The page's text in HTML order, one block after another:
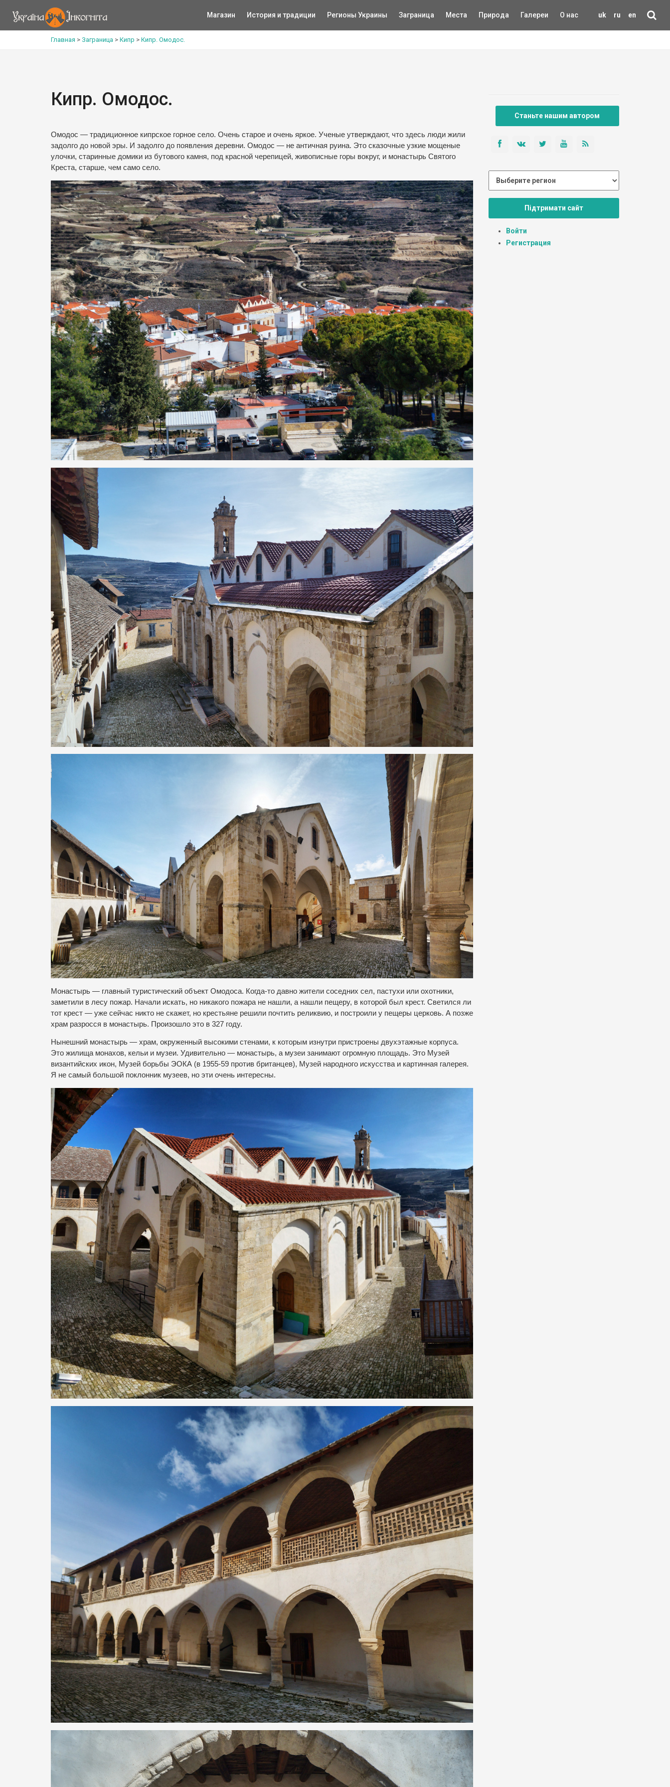
uk ru en
Магазин История и традиции Регионы Украины Заграница Места Природа Галереи О нас
Главная > Заграница > Кипр > Кипр. Омодос.
Кипр. Омодос.
Омодос — традиционное кипрское горное село. Очень старое и очень яркое. Ученые утверждают, что здесь люди жили
задолго до новой эры. И задолго до появления деревни. Омодос — не античная руина. Это сказочные узкие мощеные
улочки, старинные домики из бутового камня, под красной черепицей, живописные горы вокруг, и монастырь Святого
Креста, старше, чем само село.
Монастырь — главный туристический объект Омодоса. Когда-то давно жители соседних сел, пастухи или охотники,
заметили в лесу пожар. Начали искать, но никакого пожара не нашли, а нашли пещеру, в которой был крест. Светился ли
тот крест — уже сейчас никто не скажет, но крестьяне решили почтить реликвию, и построили у пещеры церковь. А позже
храм разросся в монастырь. Произошло это в 327 году.
Нынешний монастырь — храм, окруженный высокими стенами, к которым изнутри пристроены двухэтажные корпуса.
Это жилища монахов, кельи и музеи. Удивительно — монастырь, а музеи занимают огромную площадь. Это Музей
византийских икон, Музей борьбы ЭОКА (в 1955-59 против британцев), Музей народного искусства и картинная галерея.
Я не самый большой поклонник музеев, но эти очень интересны.
Станьте нашим автором
Підтримати сайт
Войти
Регистрация